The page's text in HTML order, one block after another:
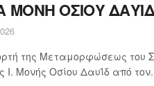
ΜΟΝΗ ΟΣΙΟΥ
της Μεταμορφώσεως του
Ι. Μονής Οσίου Δαυΐδ από